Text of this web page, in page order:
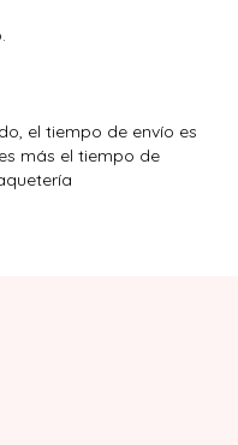
el tiempo de envío es
más el tiempo de